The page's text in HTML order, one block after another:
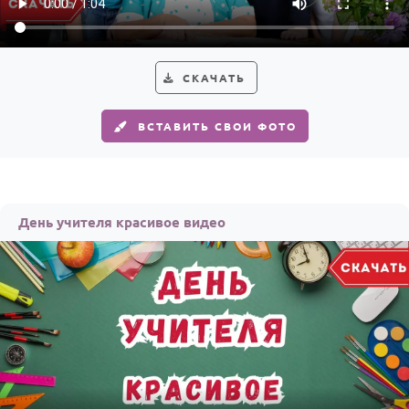
Маме
Папе
Все родственники
По годам
СКАЧАТЬ
ВСТАВИТЬ СВОИ ФОТО
День учителя красивое видео